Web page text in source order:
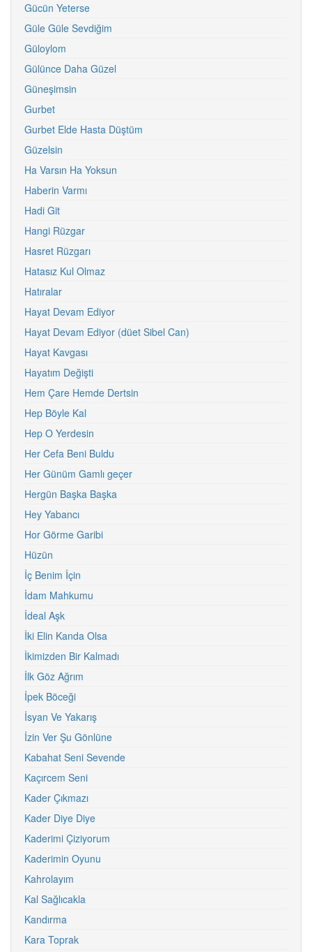
Gücün Yeterse
Güle Güle Sevdiğim
Güloylom
Gülünce Daha Güzel
Güneşimsin
Gurbet
Gurbet Elde Hasta Düştüm
Güzelsin
Ha Varsın Ha Yoksun
Haberin Varmı
Hadi Git
Hangi Rüzgar
Hasret Rüzgarı
Hatasız Kul Olmaz
Hatıralar
Hayat Devam Ediyor
Hayat Devam Ediyor (düet Sibel Can)
Hayat Kavgası
Hayatım Değişti
Hem Çare Hemde Dertsin
Hep Böyle Kal
Hep O Yerdesin
Her Cefa Beni Buldu
Her Günüm Gamlı geçer
Hergün Başka Başka
Hey Yabancı
Hor Görme Garibi
Hüzün
İç Benim İçin
İdam Mahkumu
İdeal Aşk
İki Elin Kanda Olsa
İkimizden Bir Kalmadı
İlk Göz Ağrım
İpek Böceği
İsyan Ve Yakarış
İzin Ver Şu Gönlüne
Kabahat Seni Sevende
Kaçırcem Seni
Kader Çıkmazı
Kader Diye Diye
Kaderimi Çiziyorum
Kaderimin Oyunu
Kahrolayım
Kal Sağlıcakla
Kandırma
Kara Toprak